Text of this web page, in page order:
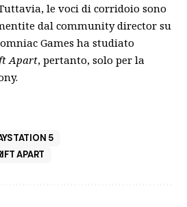
le voci di corridoio sono
dal community director su
Games ha studiato
Apart, pertanto, solo per la
5
APART